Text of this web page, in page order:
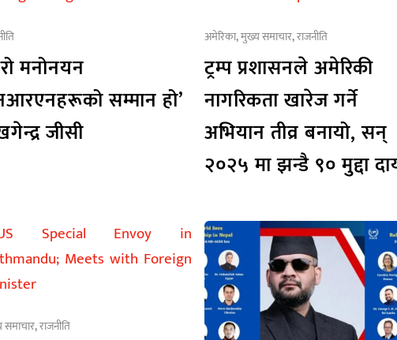
मनोनयन
सम्मान हो’
जीसी
अमेरिका,मुख्य समाचार,राजनीति
ट्रम्प प्रशासनले अमेरिकी
नागरिकता खारेज गर्ने
अभियान तीव्र बनायो, सन्
२०२५ मा झन्डै ९० मुद्दा
,राजनीति